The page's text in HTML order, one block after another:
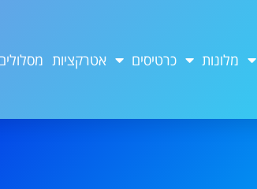
מלונות כרטיסים אטרקציות